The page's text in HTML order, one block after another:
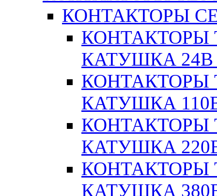
КОНТАКТОРЫ
КОНТАКТОРЫ
КАТУШКА 24В
КОНТАКТОРЫ
КАТУШКА
КОНТАКТОРЫ
КАТУШКА
КОНТАКТОРЫ
КАТУШКА